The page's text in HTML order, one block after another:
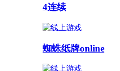
4连续
蜘蛛纸牌online